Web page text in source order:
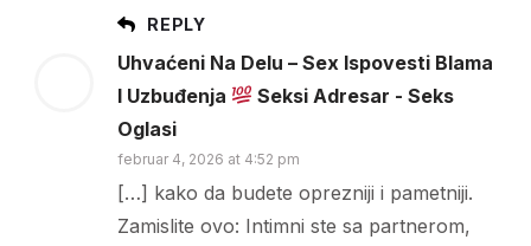
REPLY
Uhvaćeni Na Delu – Sex Ispovesti Blama
I Uzbuđenja
Seksi Adresar - Seks
Oglasi
februar 4, 2026 at 4:52 pm
[…] kako da budete oprezniji i pametniji.
Zamislite ovo: Intimni ste sa partnerom,